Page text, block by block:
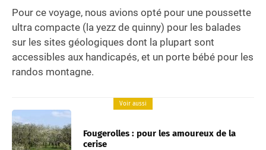
Pour ce voyage, nous avions opté pour une poussette
ultra compacte (la yezz de quinny) pour les balades
sur les sites géologiques dont la plupart sont
accessibles aux handicapés, et un porte bébé pour les
randos montagne.
Voir aussi
Fougerolles : pour les amoureux de la
cerise